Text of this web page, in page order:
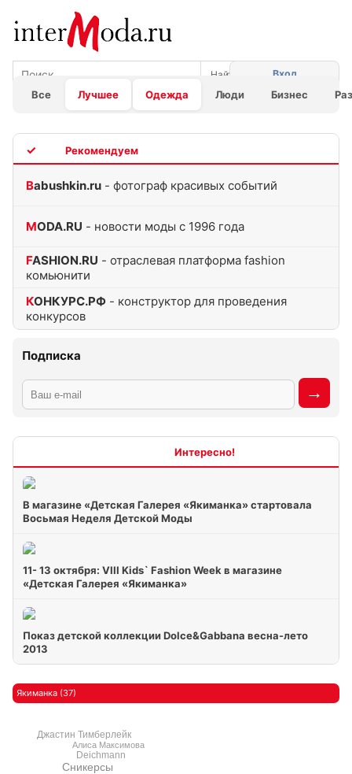
Все Лучшее Одежда Люди Бизнес
Вход
Babushkin.ru - фотограф красивых событий
MODA.RU - новости моды с 1996 года
FASHION.RU - отраслевая платформа fashion
комьюнити
КОНКУРС.РФ - конструктор для проведения
конкурсов
Подписка
В магазине «Детская Галерея «Якиманка» стартовала
Восьмая Неделя Детской Моды
11- 13 октября: VIII Kids` Fashion Week в магазине
«Детская Галерея «Якиманка»
Показ детской коллекции Dolce&Gabbana весна-лето
2013
Якиманка (37)
Сникерсы
Deichmann
Джастин Тимберлейк
Алиса Максимова